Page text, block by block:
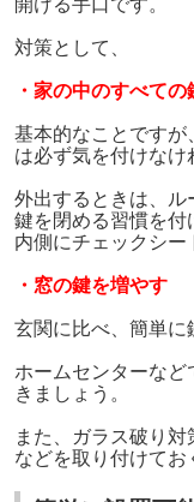
対策として、
・家の中のすべて
基本的なことですが
は必ず気を付けなけ
外出するときは、ル
鍵を閉める習慣を付
内側にチェックシー
・窓の鍵を増やす
玄関に比べ、簡単に
ホームセンターな
きましょう。
また、ガラス破り
などを取り付けてお